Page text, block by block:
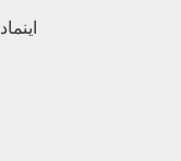
اینماد